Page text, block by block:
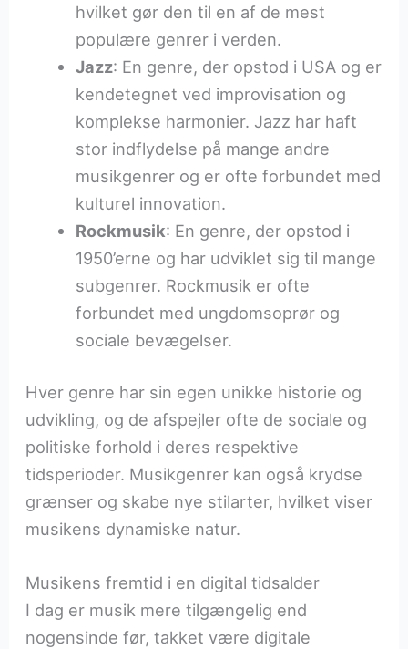
hvilket gør den til en af de mest
populære genrer i verden.
Jazz: En genre, der opstod i USA og er
kendetegnet ved improvisation og
komplekse harmonier. Jazz har haft
stor indflydelse på mange andre
musikgenrer og er ofte forbundet med
kulturel innovation.
Rockmusik: En genre, der opstod i
1950’erne og har udviklet sig til mange
subgenrer. Rockmusik er ofte
forbundet med ungdomsoprør og
sociale bevægelser.
Hver genre har sin egen unikke historie og
udvikling, og de afspejler ofte de sociale og
politiske forhold i deres respektive
tidsperioder. Musikgenrer kan også krydse
grænser og skabe nye stilarter, hvilket viser
musikens dynamiske natur.
Musikens fremtid i en digital tidsalder
I dag er musik mere tilgængelig end
nogensinde før, takket være digitale